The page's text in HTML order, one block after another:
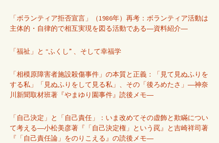
「ボランティア拒否宣言」（1986年）再考：ボランティア活動は
主体的・自律的で相互実現を図る活動である―資料紹介―
「福祉」と “ふくし” 、そして幸福学
「相模原障害者施設殺傷事件」の本質と正義：「見て見ぬふりを
する私」「見ぬふりをして見る私」、その「後ろめたさ」―神奈
川新聞取材班著『やまゆり園事件』読後メモ―
「自己決定」と「自己責任」：いま改めてその虚飾と欺瞞につい
て考える―小松美彦著『「自己決定権」という罠』と吉崎祥司著
『「自己責任論」をのりこえる』の読後メモ―